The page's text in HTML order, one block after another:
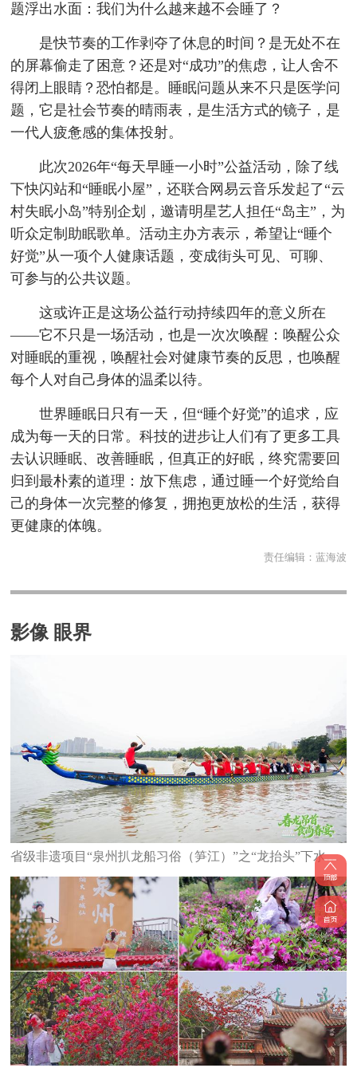
题浮出水面：我们为什么越来越不会睡了？
是快节奏的工作剥夺了休息的时间？是无处不在
的屏幕偷走了困意？还是对“成功”的焦虑，让人舍不
得闭上眼睛？恐怕都是。睡眠问题从来不只是医学问
题，它是社会节奏的晴雨表，是生活方式的镜子，是
一代人疲惫感的集体投射。
此次2026年“每天早睡一小时”公益活动，除了线
下快闪站和“睡眠小屋”，还联合网易云音乐发起了“云
村失眠小岛”特别企划，邀请明星艺人担任“岛主”，为
听众定制助眠歌单。活动主办方表示，希望让“睡个
好觉”从一项个人健康话题，变成街头可见、可聊、
可参与的公共议题。
这或许正是这场公益行动持续四年的意义所在
——它不只是一场活动，也是一次次唤醒：唤醒公众
对睡眠的重视，唤醒社会对健康节奏的反思，也唤醒
每个人对自己身体的温柔以待。
世界睡眠日只有一天，但“睡个好觉”的追求，应
成为每一天的日常。科技的进步让人们有了更多工具
去认识睡眠、改善睡眠，但真正的好眠，终究需要回
归到最朴素的道理：放下焦虑，通过睡一个好觉给自
己的身体一次完整的修复，拥抱更放松的生活，获得
更健康的体魄。
责任编辑： 蓝海波
影像 眼界
省级非遗项目“泉州扒龙船习俗（笋江）”之“龙抬头”下水仪式举行